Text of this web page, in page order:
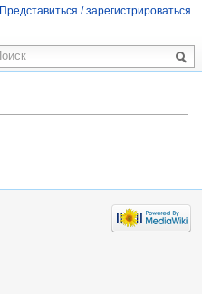
Представиться / зарегистрироваться